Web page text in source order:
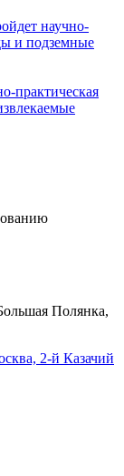
научно-
и подземные
практическая
Полянка,
2-й Казачий